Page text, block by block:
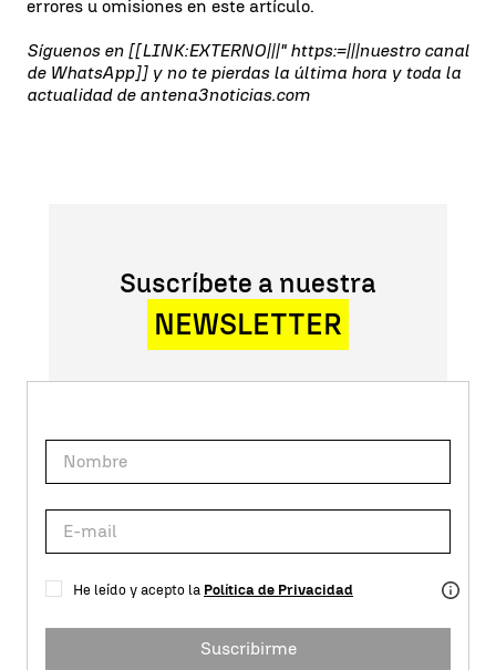
errores u omisiones en este artículo.
Síguenos en [[LINK:EXTERNO|||" https:=|||nuestro canal
de WhatsApp]] y no te pierdas la última hora y toda la
actualidad de antena3noticias.com
Suscríbete a nuestra
NEWSLETTER
He leído y acepto la Política de Privacidad
Suscribirme